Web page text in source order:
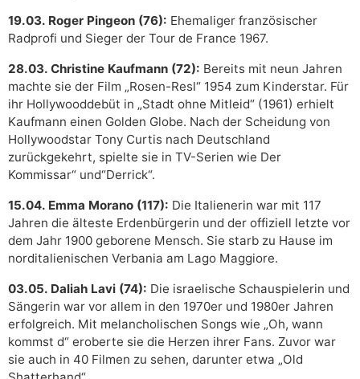
19.03. Roger Pingeon (76): Ehemaliger französischer
Radprofi und Sieger der Tour de France 1967.
28.03. Christine Kaufmann (72): Bereits mit neun Jahren
machte sie der Film „Rosen-Resl“ 1954 zum Kinderstar. Für
ihr Hollywooddebüt in „Stadt ohne Mitleid“ (1961) erhielt
Kaufmann einen Golden Globe. Nach der Scheidung von
Hollywoodstar Tony Curtis nach Deutschland
zurückgekehrt, spielte sie in TV-Serien wie Der
Kommissar“ und“Derrick“.
15.04. Emma Morano (117): Die Italienerin war mit 117
Jahren die älteste Erdenbürgerin und der offiziell letzte vor
dem Jahr 1900 geborene Mensch. Sie starb zu Hause im
norditalienischen Verbania am Lago Maggiore.
03.05. Daliah Lavi (74): Die israelische Schauspielerin und
Sängerin war vor allem in den 1970er und 1980er Jahren
erfolgreich. Mit melancholischen Songs wie „Oh, wann
kommst d“ eroberte sie die Herzen ihrer Fans. Zuvor war
sie auch in 40 Filmen zu sehen, darunter etwa „Old